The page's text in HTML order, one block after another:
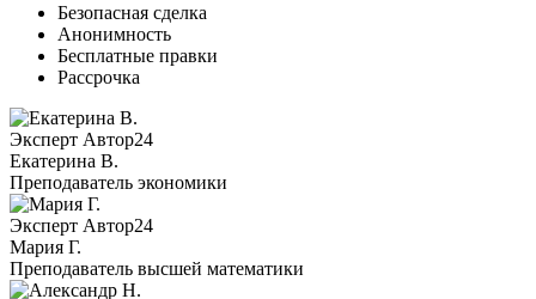
Безопасная сделка
Анонимность
Бесплатные правки
Рассрочка
Эксперт Автор24
Екатерина B.
Преподаватель экономики
Эксперт Автор24
Мария Г.
Преподаватель высшей математики